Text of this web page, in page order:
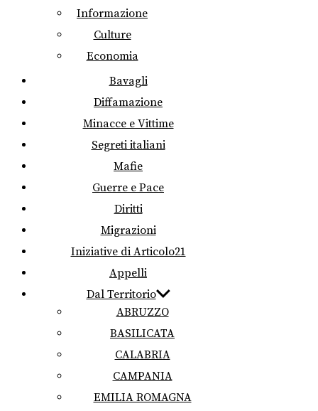
Informazione
Culture
Economia
Bavagli
Diffamazione
Minacce e Vittime
Segreti italiani
Mafie
Guerre e Pace
Diritti
Migrazioni
Iniziative di Articolo21
Appelli
Dal Territorio
ABRUZZO
BASILICATA
CALABRIA
CAMPANIA
EMILIA ROMAGNA